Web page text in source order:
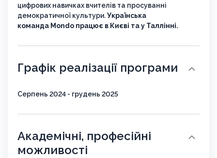
цифрових навичках вчителів та просуванні
демократичної культури.Українська
команда Mondo працює в Києві та у Таллінні.
Графік реалізації програми
Серпень 2024 - грудень 2025
Академічні, професійні
можливості